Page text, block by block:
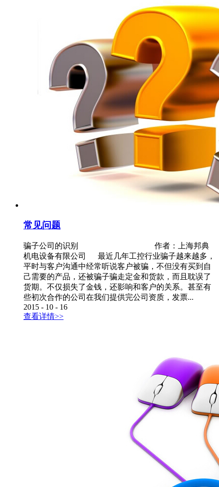
常见问题
骗子公司的识别 作者：上海邦典
机电设备有限公司 最近几年工控行业骗子越来越多，
平时与客户沟通中经常听说客户被骗，不但没有买到自
己需要的产品，还被骗子骗走定金和货款，而且耽误了
货期。不仅损失了金钱，还影响和客户的关系。甚至有
些初次合作的公司在我们提供完公司资质，发票...
2015 - 10 - 16
查看详情>>